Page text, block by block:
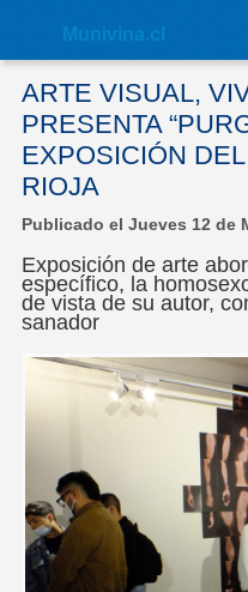
web
incluye
sistema
accesibilidad.
Munivina.cl
ARTE VISUAL,
PRESENTA
EXPOSICIÓN
RIOJA
Publicado el Jueves 12 de
Exposición de arte
específico, la
de vista de su autor,
sanador